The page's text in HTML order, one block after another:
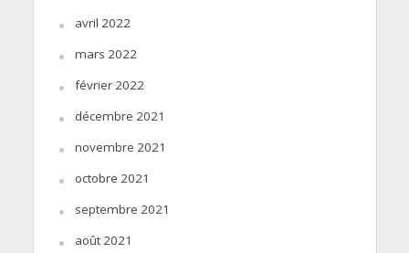
avril 2022
mars 2022
février 2022
décembre 2021
novembre 2021
octobre 2021
septembre 2021
août 2021